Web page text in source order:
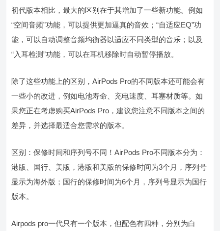
初代版本相比，最大的区别在于其增加了一些新功能。例如
“空间音频”功能，可以提供更加逼真的音效；“自适应EQ”功
能，可以自动调整音频均衡器以适应不同类型的音乐；以及
“入耳检测”功能，可以在耳机移除时自动暂停播放。
除了这些功能上的区别，AirPods Pro的不同版本还可能会有
一些小的改进，例如电池寿命、充电速度、耳塞材质等。如
果您正在考虑购买AirPods Pro，建议您注意不同版本之间的
差异，并选择最适合您需求的版本。
区别：保修时间和序列号不同！AirPods Pro不同版本分为：
港版、国行、美版，港版和美版的保修时间为3个月，序列号
显示为海外版；国行的保修时间为6个月，序列号显示为国行
版本。
Airpods pro一代只有一个版本，但配色有四种，分别为白